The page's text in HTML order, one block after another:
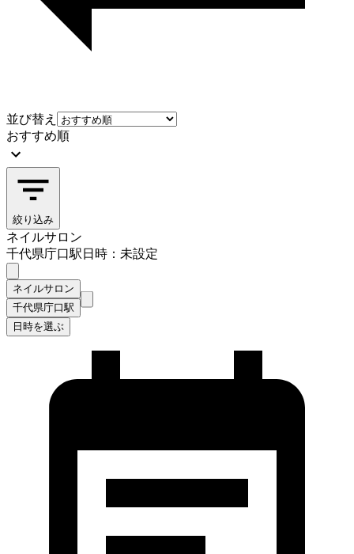
並び替え
おすすめ順
絞り込み
ネイルサロン
千代県庁口駅日時：未設定
ネイルサロン
千代県庁口駅
日時を選ぶ